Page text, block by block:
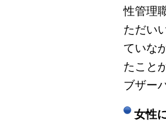
性管理
ただい
ていな
たこと
ブザー
女性